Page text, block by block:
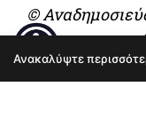
©